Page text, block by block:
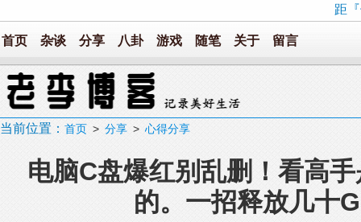
距
首页 杂谈 分享 八卦 游戏 随笔 关于 留言
当前位置： 首页 > 分享 > 心得分享
电脑C盘爆红别乱删！看高
的。一招释放几十